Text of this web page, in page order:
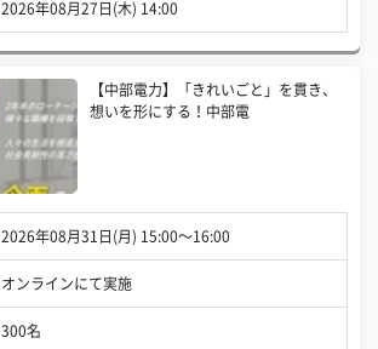
2026年08月27日(木) 14:00
【中部電力】「きれいごと」を貫き、
想いを形にする！中部電
2026年08月31日(月) 15:00〜16:00
オンラインにて実施
300名